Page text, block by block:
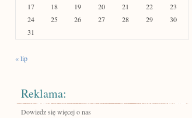
17
18 19 20 21 22
23
24
25 26 27 28 29
30
31
« lip
Reklama:
Dowiedz się więcej o nas